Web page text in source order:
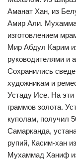
Аманат Хан, из
Амир Али.
изготовлением
Мир Абдул Карим
руководителями и
Сохранились
художникам и
Устаду Исе. На эти
граммов золота.
куполам, получил
Самарканда,
рупий, Касим-хан
Мухаммад Ханиф